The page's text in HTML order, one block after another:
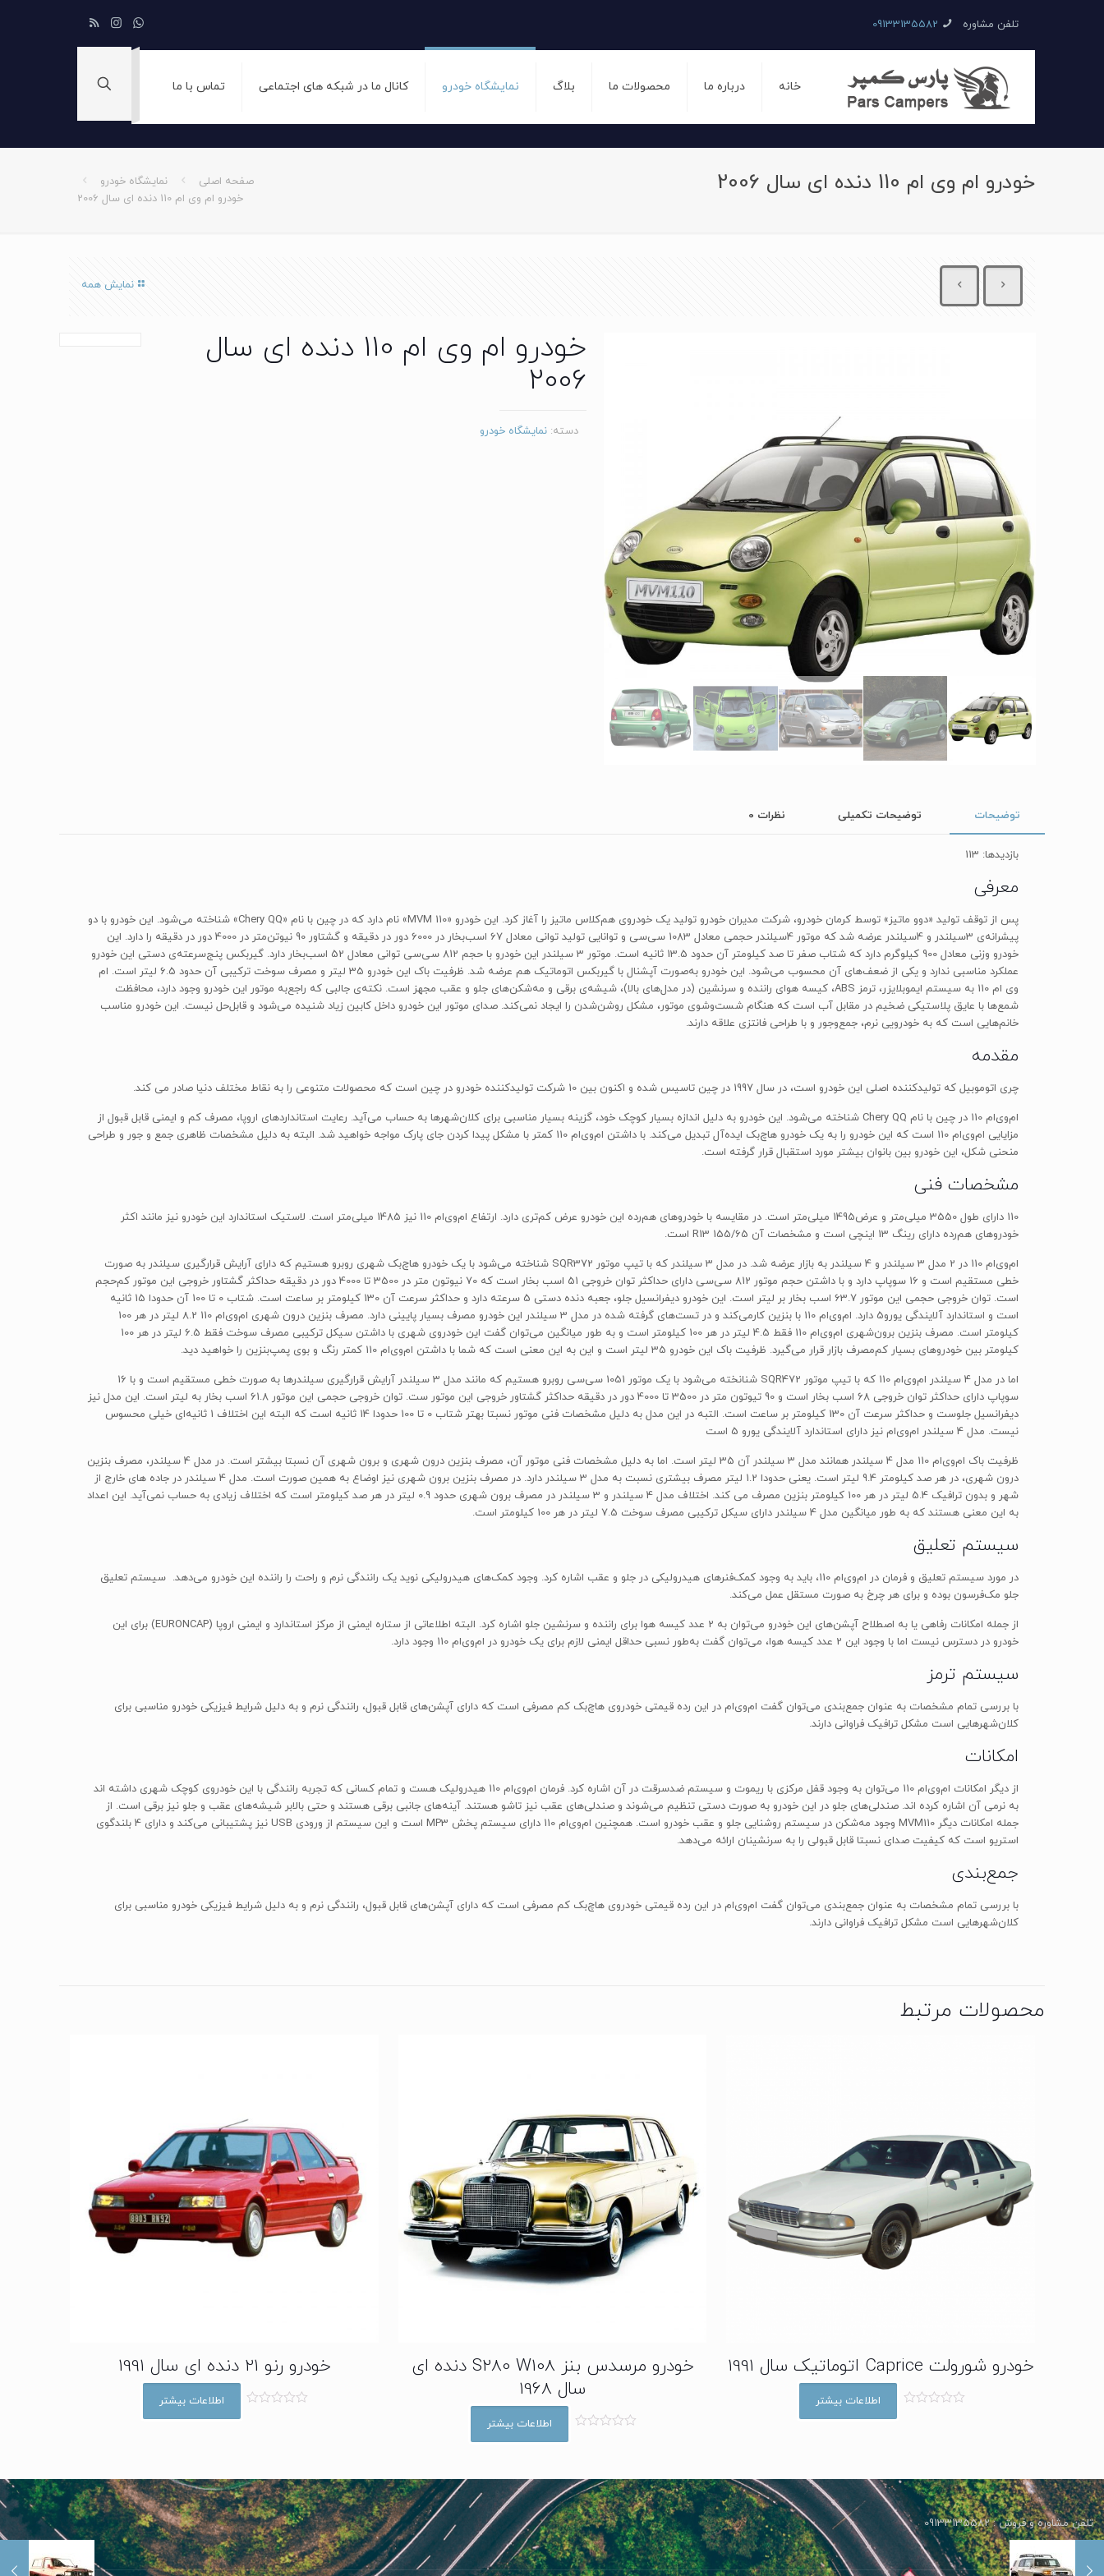
تلفن مشاوره 09133135582
خانه درباره ما محصولات ما بلاگ نمایشگاه خودرو کانال ما در شبکه های اجتماعی تماس با ما
خودرو ام وی ام 110 دنده ای سال 2006 صفحه اصلی
نمایشگاه خودرو
خودرو ام وی ام 110 دنده ای سال 2006
نمایش همه
خودرو ام وی ام 110 دنده ای سال
2006
دسته:نمایشگاه خودرو
توضیحات توضیحات تکمیلی نظرات 0
بازدیدها: 113
معرفی
پس از توقف تولید «دوو ماتیز» توسط کرمان خودرو، شرکت مدیران خودرو تولید یک خودروی هم‌کلاس ماتیز را آغاز کرد. این خودرو «MVM 110» نام دارد که در چین با نام «Chery QQ» شناخته می‌شود. این خودرو با دو
پیشرانه‌ی 3سیلندر و 4سیلندر عرضه شد که موتور 4سیلندر حجمی معادل 1083 سی‌سی و توانایی تولید توانی معادل 67 اسب‌بخار در 6000 دور در دقیقه و گشتاور 90 نیوتن‌متر در 4000 دور در دقیقه را دارد. این
خودرو وزنی معادل 900 کیلوگرم دارد که شتاب صفر تا صد کیلومتر آن حدود 13.5 ثانیه است. موتور 3 سیلندر این خودرو با حجم 812 سی‌سی توانی معادل 52 اسب‌بخار دارد. گیربکس پنج‌سرعته‌ی دستی این خودرو
عملکرد مناسبی ندارد و یکی از ضعف‌های آن محسوب می‌شود. این خودرو به‌صورت آپشنال با گیربکس اتوماتیک هم عرضه شد. ظرفیت باک این خودرو 35 لیتر و مصرف سوخت ترکیبی آن حدود 6.5 لیتر است. ام
وی ام 110 به سیستم ایموبلایزر، ترمز ABS، کیسه هوای راننده و سرنشین (در مدل‌های بالا)، شیشه‌ی برقی و مه‌شکن‌های جلو و عقب مجهز است. نکته‌ی جالبی که راجع‌به موتور این خودرو وجود دارد، محافظت
شمع‌ها با عایق پلاستیکی ضخیم در مقابل آب است که هنگام شست‌وشوی موتور، مشکل روشن‌شدن را ایجاد نمی‌کند. صدای موتور این خودرو داخل کابین زیاد شنیده می‌شود و قابل‌حل نیست. این خودرو مناسب
خانم‌هایی است که به خودرویی نرم، جمع‌وجور و با طراحی فانتزی علاقه دارند.
مقدمه
چری اتوموبیل که تولیدکننده اصلی این خودرو است، در سال 1997 در چین تاسیس شده و اکنون بین 10 شرکت تولیدکننده خودرو در چین است که محصولات متنوعی را به نقاط مختلف دنیا صادر می کند.
ام‌وی‌ام 110 در چین با نام Chery QQ شناخته می‌شود. این خودرو به دلیل اندازه بسیار کوچک خود، گزینه بسیار مناسبی برای کلان‌شهرها به حساب می‌آید. رعایت استانداردهای اروپا، مصرف کم و ایمنی قابل قبول از
مزایایی ام‌وی‌ام 110 است که این خودرو را به یک خودرو هاچ‌بک ایده‌آل تبدیل می‌کند. با داشتن ام‌وی‌ام 110 کمتر با مشکل پیدا کردن جای پارک مواجه خواهید شد. البته به دلیل مشخصات ظاهری جمع و جور و طراحی
منحنی شکل، این خودرو بین بانوان بیشتر مورد استقبال قرار گرفته است.
مشخصات فنی
110 دارای طول 3550 میلی‌متر و عرض1495 میلی‌متر است. در مقایسه با خودروهای هم‌رده این خودرو عرض کم‌تری دارد. ارتفاع ام‌وی‌ام 110 نیز 1485 میلی‌متر است. لاستیک استاندارد این خودرو نیز مانند اکثر
خودروهای هم‌رده دارای رینگ 13 اینچی است و مشخصات آن 155/65 R13 است.
ام‌وی‌ام 110 در 2 مدل 3 سیلندر و 4 سیلندر به بازار عرضه شد. در مدل 3 سیلندر که با تیپ موتور SQR372 شناخته می‌شود با یک خودرو هاچ‌بک شهری روبرو هستیم که دارای آرایش قرارگیری سیلندر به صورت
خطی مستقیم است و 16 سوپاپ دارد و با داشتن حجم موتور 812 سی‌سی دارای حداکثر توان خروجی 51 اسب بخار است که 70 نیوتون متر در 3500 تا 4000 دور در دقیقه حداکثر گشتاور خروجی این موتور کم‌حجم
است. توان خروجی حجمی این موتور 63.7 اسب بخار بر لیتر است. این خودرو دیفرانسیل جلو، جعبه دنده دستی 5 سرعته دارد و حداکثر سرعت آن 130 کیلومتر بر ساعت است. شتاب 0 تا 100 آن حدودا 15 ثانیه
است و استاندارد آلایندگی یورو5 دارد. ام‌وی‌ام 110 با بنزین کارمی‌کند و در تست‌های گرفته شده در مدل 3 سیلندر این خودرو مصرف بسیار پایینی دارد. مصرف بنزین درون شهری ام‌وی‌ام 110 8.2 لیتر در هر 100
کیلومتر است. مصرف بنزین برون‌شهری ام‌وی‌ام 110 فقط 4.5 لیتر در هر 100 کیلومتر است و به طور میانگین می‌توان گفت این خودروی شهری با داشتن سیکل ترکیبی مصرف سوخت فقط 6.5 لیتر در هر 100
کیلومتر بین خودروهای بسیار کم‌مصرف بازار قرار می‌گیرد. ظرفیت باک این خودرو 35 لیتر است و این به این معنی است که شما با داشتن ام‌وی‌ام 110 کمتر رنگ و بوی پمپ‌بنزین را خواهید دید.
اما در مدل 4 سیلندر ام‌وی‌ام 110 که با تیپ موتور SQR472 شنانخته می‌شود با یک موتور 1051 سی‌سی روبرو هستیم که مانند مدل 3 سیلندر آرایش قرارگیری سیلندرها به صورت خطی مستقیم است و با 16
سوپاپ دارای حداکثر توان خروجی 68 اسب بخار است و 90 تیوتون متر در 3500 تا 4000 دور در دقیقه حداکثر گشتاور خروجی این موتور ست. توان خروجی حجمی این موتور 61.8 اسب بخار به لیتر است. این مدل نیز
دیفرانسیل جلوست و حداکثر سرعت آن 130 کیلومتر بر ساعت است. التبه در این مدل به دلیل مشخصات فنی موتور نسبتا بهتر شتاب 0 تا 100 حدودا 14 ثانیه است که البته این اختلاف 1 ثانیه‌ای خیلی محسوس
نیست. مدل 4 سیلندر ام‌وی‌ام نیز دارای استاندارد آلایندگی یورو 5 است
ظرفیت باک ام‌وی‌ام 110 مدل 4 سیلندر همانند مدل 3 سیلندر آن 35 لیتر است. اما به دلیل مشخصات فنی موتور آن، مصرف بنزین درون شهری و برون شهری آن نسبتا بیشتر است. در مدل 4 سیلندر، مصرف بنزین
درون شهری، در هر صد کیلومتر 9.4 لیتر است. یعنی حدودا 1.2 لیتر مصرف بیشتری نسبت به مدل 3 سیلندر دارد. در مصرف بنزین برون شهری نیز اوضاع به همین صورت است. مدل 4 سیلندر در جاده های خارج از
شهر و بدون ترافیک 5.4 لیتر در هر 100 کیلومتر بنزین مصرف می کند. اختلاف مدل 4 سیلندر و 3 سیلندر در مصرف برون شهری حدود 0.9 لیتر در هر صد کیلومتر است که اختلاف زیادی به حساب نمی‌آید. این اعداد
به این معنی هستند که به طور میانگین مدل 4 سیلندر دارای سیکل ترکیبی مصرف سوخت 7.5 لیتر در هر 100 کیلومتر است.
سیستم تعلیق
در مورد سیستم تعلیق و فرمان در ام‌وی‌ام 110، باید به وجود کمک‌فنرهای هیدرولیکی در جلو و عقب اشاره کرد. وجود کمک‌های هیدرولیکی نوید یک رانندگی نرم و راحت را راننده این خودرو می‌دهد. سیستم تعلیق
جلو مک‌فرسون بوده و برای هر چرخ به صورت مستقل عمل می‌کند.
از جمله امکانات رفاهی یا به اصطلاح آپشن‌های این خودرو می‌توان به 2 عدد کیسه هوا برای راننده و سرنشین جلو اشاره کرد. البته اطلاعاتی از ستاره ایمنی از مرکز استاندارد و ایمنی اروپا (EURONCAP) برای این
خودرو در دسترس نیست اما با وجود این 2 عدد کیسه هوا، می‌توان گفت به‌طور نسبی حداقل ایمنی لازم برای یک خودرو در ام‌وی‌ام 110 وجود دارد.
سیستم ترمز
با بررسی تمام مشخصات به عنوان جمع‌بندی می‌توان گفت ام‌وی‌ام در این رده قیمتی خودروی هاچ‌بک کم مصرفی است که دارای آپشن‌های قابل قبول، رانندگی نرم و به دلیل شرایط فیزیکی خودرو مناسبی برای
کلان‌شهرهایی است مشکل ترافیک فراوانی دارند.
امکانات
از دیگر امکانات ام‌وی‌ام 110 می‌توان به وجود قفل مرکزی با ریموت و سیستم ضدسرقت در آن اشاره کرد. فرمان ام‌وی‌ام 110 هیدرولیک هست و تمام کسانی که تجربه رانندگی با این خودروی کوچک شهری داشته اند
به نرمی آن اشاره کرده اند. صندلی‌های جلو در این خودرو به صورت دستی تنظیم می‌شوند و صندلی‌های عقب نیز تاشو هستند. آینه‌های جانبی برقی هستند و حتی بالابر شیشه‌های عقب و جلو نیز برقی است. از
جمله امکانات دیگر MVM110 وجود مه‌شکن در سیستم روشنایی جلو و عقب خودرو است. همچنین ام‌وی‌ام 110 دارای سیستم پخش MP3 است و این سیستم از ورودی USB نیز پشتیبانی می‌کند و دارای 4 بلندگوی
استریو است که کیفیت صدای نسبتا قابل قبولی را به سرنشینان ارائه می‌دهد.
جمع‌بندی
با بررسی تمام مشخصات به عنوان جمع‌بندی می‌توان گفت ام‌وی‌ام در این رده قیمتی خودروی هاچ‌بک کم مصرفی است که دارای آپشن‌های قابل قبول، رانندگی نرم و به دلیل شرایط فیزیکی خودرو مناسبی برای
کلان‌شهرهایی است مشکل ترافیک فراوانی دارند.
محصولات مرتبط
خودرو شورولت Caprice اتوماتیک سال 1991
0
ا
ز
5
اطلاعات بیشتر
خودرو مرسدس بنز S280 W108 دنده ای
سال 1968
ا
ز
0
ا
ز
5
اطلاعات بیشتر
خودرو رنو 21 دنده ای سال 1991
0
ا
ز
5
اطلاعات بیشتر
تلفن مشاوره و فروش : 09133135582